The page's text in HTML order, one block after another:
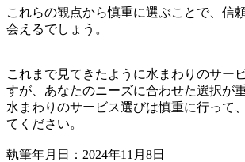
これらの観点から慎重に選ぶことで、信
会えるでしょう。
これまで見てきたように水まわりのサー
すが、あなたのニーズに合わせた選択が重
水まわりのサービス選びは慎重に行って
てください。
執筆年月日：2024年11月8日